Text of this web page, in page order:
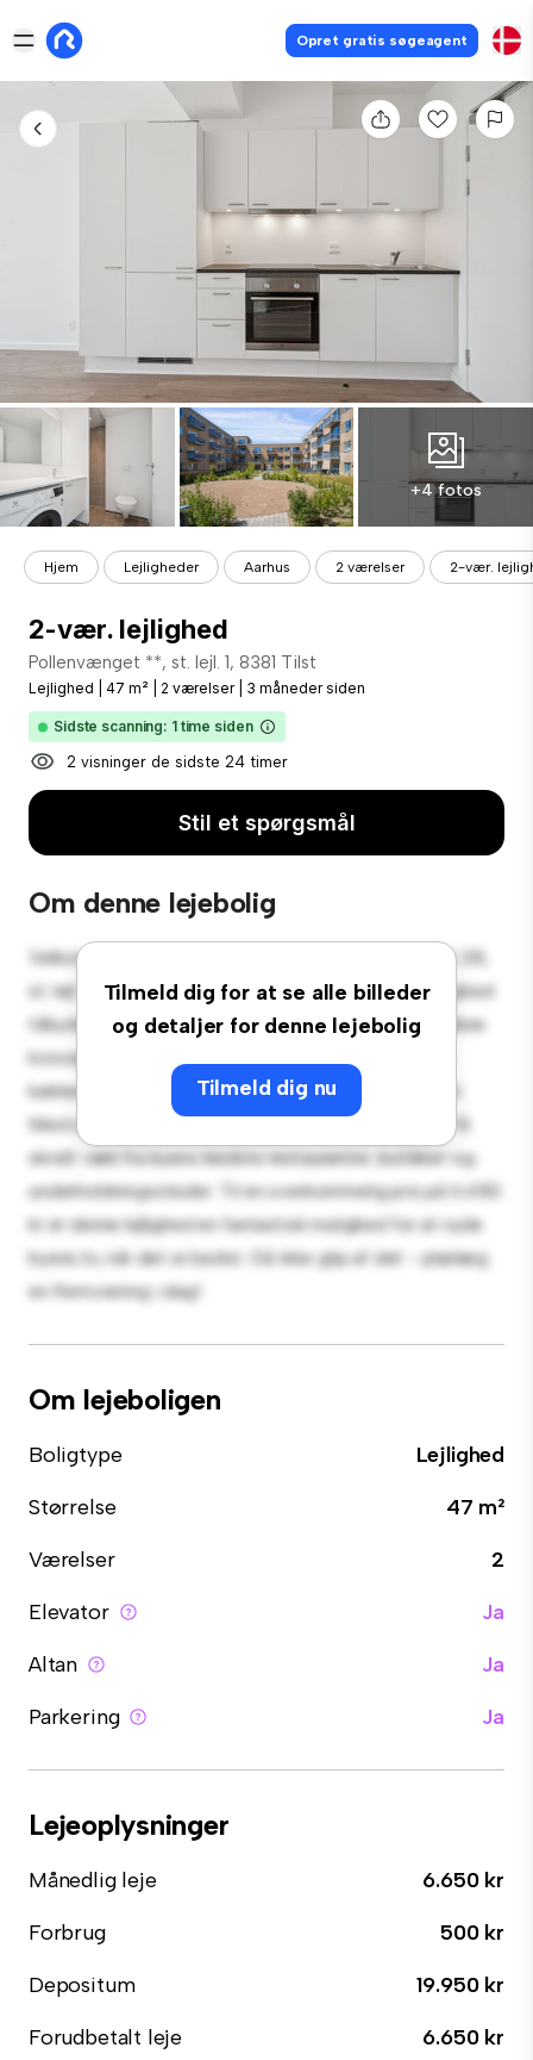
Opret gratis søgeagent
+4 fotos
Hjem Lejligheder Aarhus 2 værelser 2-vær.
2-vær. lejlighed
Pollenvænget **, st. lejl. 1, 8381 Tilst
Lejlighed 47 m² 2 værelser 3 måneder siden
Sidste scanning: 1 time siden
2 visninger de sidste 24 timer
Stil et spørgsmål
Om denne lejebolig
Tilmeld dig for at se alle billeder
og detaljer for denne lejebolig
Tilmeld dig nu
Velkommen til dit nye byferiested på Pollenvænget 28,
st. lejl. 1, 8381 Tilst! Denne moderne 2-værelses lejlighed
tilbyder et stilfuldt og hyggeligt opholdsrum. Det åbne
koncept er perfekt til at underholde, og det slanke
køkken er udstyret med de bedste hårde hvidevarer.
Med sin førsteklasses beliggenhed vil du være kun få
skridt væk fra byens bedste restauranter, butikker og
underholdningssteder. Til en overkommelig pris på 6.650
kr er denne lejlighed en fantastisk mulighed for at nyde
byens liv, når det er bedst. Gå ikke glip af det - planlæg
en fremvisning i dag!
Om lejeboligen
Boligtype
Lejlighed
Størrelse
47 m²
Værelser
2
Elevator
Ja
Altan
Ja
Parkering
Ja
Lejeoplysninger
Månedlig leje
6.650 kr
Forbrug
500 kr
Depositum
19.950 kr
Forudbetalt leje
6.650 kr